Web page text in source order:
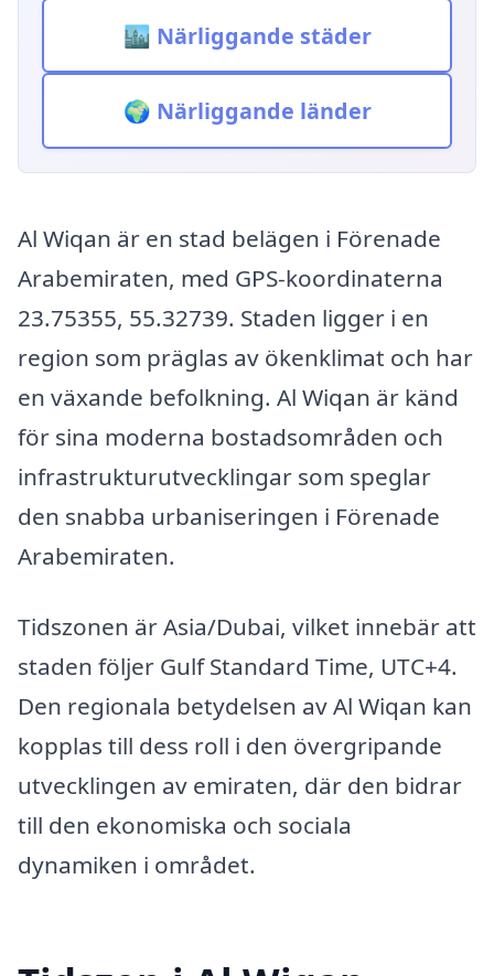
🏙️ Närliggande städer
🌍 Närliggande länder
Al Wiqan är en stad belägen i Förenade
Arabemiraten, med GPS-koordinaterna
23.75355, 55.32739. Staden ligger i en
region som präglas av ökenklimat och har
en växande befolkning. Al Wiqan är känd
för sina moderna bostadsområden och
infrastrukturutvecklingar som speglar
den snabba urbaniseringen i Förenade
Arabemiraten.
Tidszonen är Asia/Dubai, vilket innebär att
staden följer Gulf Standard Time, UTC+4.
Den regionala betydelsen av Al Wiqan kan
kopplas till dess roll i den övergripande
utvecklingen av emiraten, där den bidrar
till den ekonomiska och sociala
dynamiken i området.